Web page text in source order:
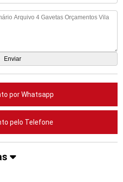
por Whatsapp
pelo Telefone